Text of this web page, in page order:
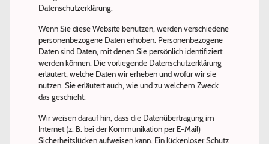
Datenschutzerklärung.
Wenn Sie diese Website benutzen, werden verschiedene
personenbezogene Daten erhoben. Personenbezogene
Daten sind Daten, mit denen Sie persönlich identifiziert
werden können. Die vorliegende Datenschutzerklärung
erläutert, welche Daten wir erheben und wofür wir sie
nutzen. Sie erläutert auch, wie und zu welchem Zweck
das geschieht.
Wir weisen darauf hin, dass die Datenübertragung im
Internet (z. B. bei der Kommunikation per E-Mail)
Sicherheitslücken aufweisen kann. Ein lückenloser Schutz